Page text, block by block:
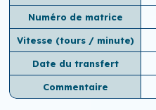
Numéro de matrice
Vitesse (tours / minute)
Date du transfert
Commentaire